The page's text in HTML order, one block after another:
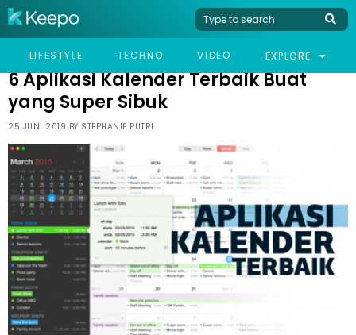
LIFESTYLE TECHNO VIDEO EXPLORE
HOME TECHNO 6 APLIKASI KALENDER TERBAIK BUAT YANG SUPER SIBUK
6 Aplikasi Kalender Terbaik Buat
yang Super Sibuk
25 JUNI 2019 BY STEPHANIE PUTRI